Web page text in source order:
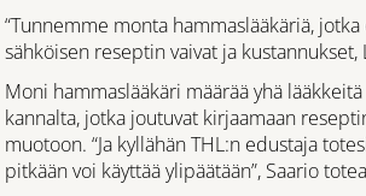
“Tunnemme monta hammaslääkäriä,
sähköisen reseptin vaivat ja
Moni hammaslääkäri määrää yhä
kannalta, jotka joutuvat kirjaamaan
muotoon. “Ja kyllähän THL:n edustaja
pitkään voi käyttää ylipäätään”, Saario